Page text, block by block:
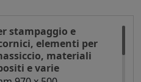
mm 2250 x 1700 x
stampaggio e
elementi per
materiali
e varie